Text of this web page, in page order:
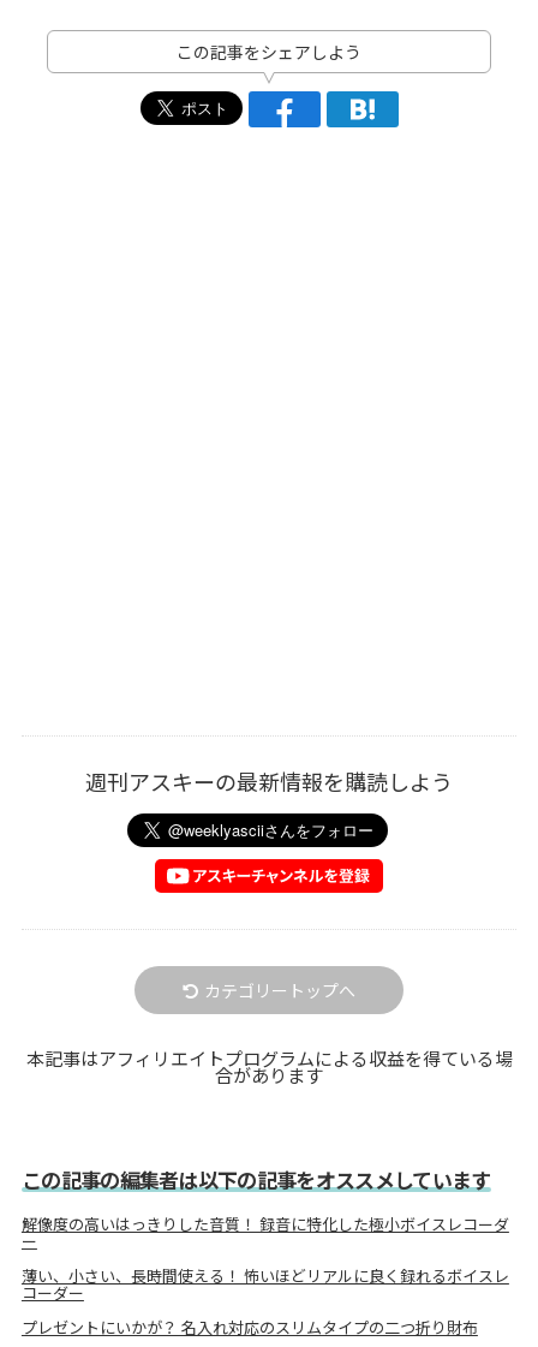
この記事をシェアしよう
週刊アスキーの最新情報を購読しよう
カテゴリートップへ
本記事はアフィリエイトプログラムによる収益を得ている場
合があります
この記事の編集者は以下の記事をオススメしています
解像度の高いはっきりした音質！ 録音に特化した極小ボイスレコーダ
ー
薄い、小さい、長時間使える！ 怖いほどリアルに良く録れるボイスレ
コーダー
プレゼントにいかが？ 名入れ対応のスリムタイプの二つ折り財布